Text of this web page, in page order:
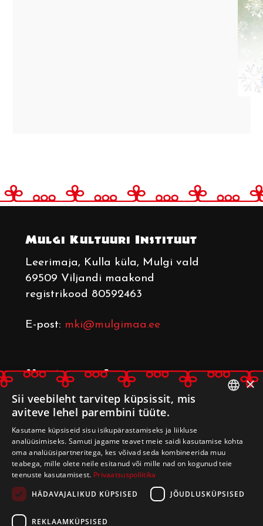
Mulgi Kultuuri Instituut
Leerimaja, Kulla küla, Mulgi vald
69509 Viljandi maakond
registrikood 80592463
E-post: mki@mulgimaa.ee
Mulgimaa Arenduskoda
Leerimaja , Kulla küla, Mulgi vald
69509 Viljandi maakond
registrikood 80233014
E-post:arenduskoda@mulgimaa.ee
×
Sii veebileht tarvitep küpsissit, mis
aviteve lehel parembini tüüte.
Kasutame küpsiseid sisu isikupärastamiseks ja liikluse
analüüsimiseks. Samuti jagame teavet meie saidi kasutamise kohta
oma analüüsipartneritega, kes võivad seda kombineerida muu
teabega, mille olete neile esitanud või mille nad on kogunud teie
teenuste kasutamisest. Privaatsuspoliitika
HÄDAVAJALIKUD KÜPSISED
JÕUDLUSKÜPSISED
REKLAAMKÜPSISED